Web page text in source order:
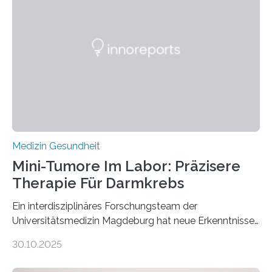
Medizin Gesundheit
Mini-Tumore Im Labor: Präzisere
Therapie Für Darmkrebs
Ein interdisziplinäres Forschungsteam der
Universitätsmedizin Magdeburg hat neue Erkenntnisse
behandelt werden kann. In ihrer aktuellen Studie,
30.10.2025